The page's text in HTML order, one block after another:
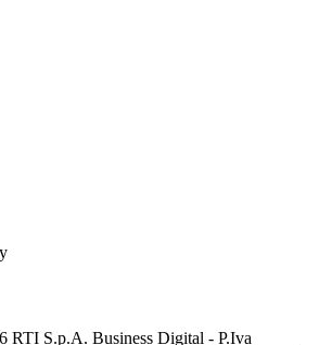
RTI S.p.A. Business Digital - P.Iva